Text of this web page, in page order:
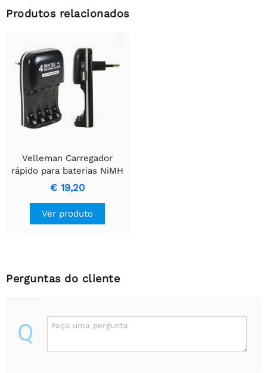
Produtos relacionados
Velleman Carregador
rápido para baterias NiMH
- com saída USB
€ 19,20
Ver produto
Perguntas do cliente
Q Faça uma pergunta